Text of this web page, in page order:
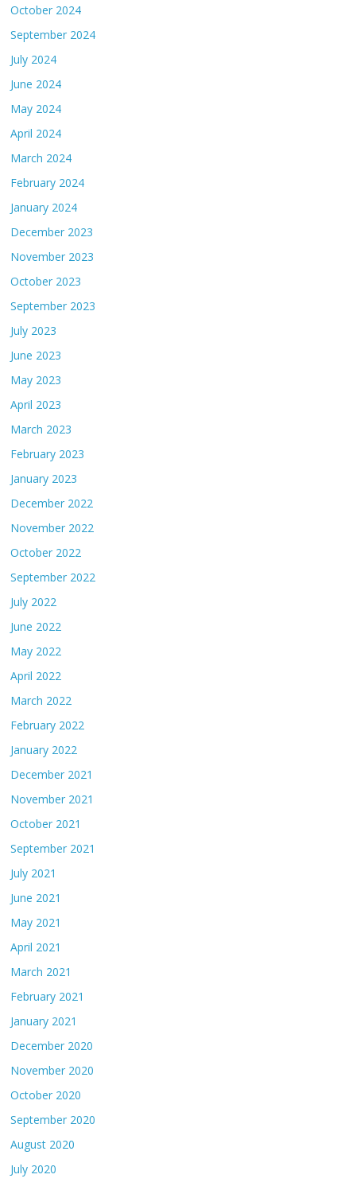
October 2024
September 2024
July 2024
June 2024
May 2024
April 2024
March 2024
February 2024
January 2024
December 2023
November 2023
October 2023
September 2023
July 2023
June 2023
May 2023
April 2023
March 2023
February 2023
January 2023
December 2022
November 2022
October 2022
September 2022
July 2022
June 2022
May 2022
April 2022
March 2022
February 2022
January 2022
December 2021
November 2021
October 2021
September 2021
July 2021
June 2021
May 2021
April 2021
March 2021
February 2021
January 2021
December 2020
November 2020
October 2020
September 2020
August 2020
July 2020